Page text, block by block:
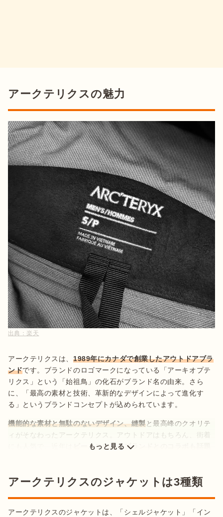
アークテリクスの魅力
出典： 楽天
アークテリクスは、1989年にカナダで創業したアウトドアブラ
ンドです。ブランドのロゴマークになっている「アーキオプテ
リクス」という「始祖鳥」の化石がブランド名の由来。さら
に、「最高の素材と技術、革新的なデザインによって進化す
機能的な素材と無駄のないデザイン、縫製と最高峰のクオリテ
ィがそなわったアークテリクス。アウトドアはもちろん、街着
ビームスやハイブランドとのコラボも話題
ンを魅了しています。
もっと見る
アークテリクスのジャケットは3種類
アークテリクスのジャケットは、「シェルジャケット」「イン